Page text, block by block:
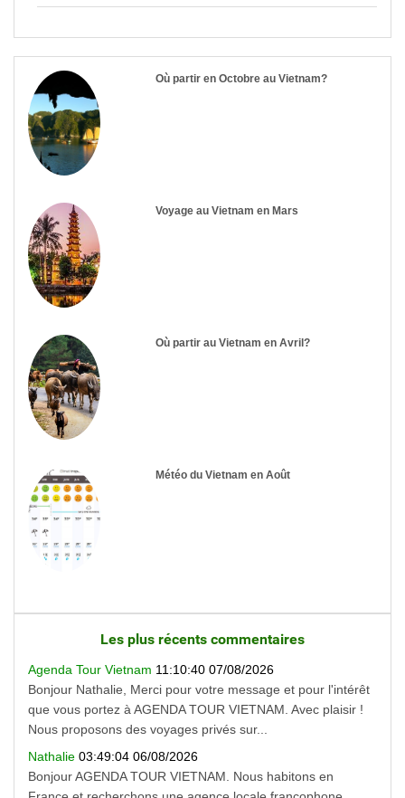
Où partir en Octobre au Vietnam?
Voyage au Vietnam en Mars
Où partir au Vietnam en Avril?
Météo du Vietnam en Août
Les plus récents commentaires
Agenda Tour Vietnam 11:10:40 07/08/2026
Bonjour Nathalie, Merci pour votre message et pour l'intérêt
que vous portez à AGENDA TOUR VIETNAM. Avec plaisir !
Nous proposons des voyages privés sur...
Nathalie 03:49:04 06/08/2026
Bonjour AGENDA TOUR VIETNAM. Nous habitons en